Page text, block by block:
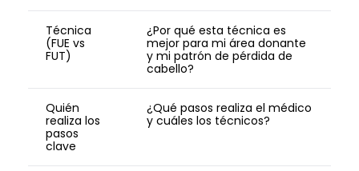
Técnica
(FUE vs
FUT)
¿Por qué esta técnica es
mejor para mi área donante
y mi patrón de pérdida de
cabello?
Quién
realiza los
pasos
clave
¿Qué pasos realiza el médico
y cuáles los técnicos?